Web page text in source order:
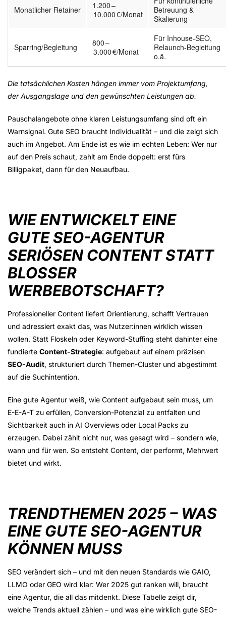
Monatlicher Retainer
1.200 –
10.000 €/Monat
Betreuung &
Skalierung
Sparring/Begleitung
800 –
3.000 €/Monat
Für Inhouse-SEO,
Relaunch-Begleitung
o.ä.
Die tatsächlichen Kosten hängen immer vom Projektumfang,
der Ausgangslage und den gewünschten Leistungen ab.
Pauschalangebote ohne klaren Leistungsumfang sind oft ein
Warnsignal. Gute SEO braucht Individualität – und die zeigt sich
auch im Angebot. Am Ende ist es wie im echten Leben: Wer nur
auf den Preis schaut, zahlt am Ende doppelt: erst fürs
Billigpaket, dann für den Neuaufbau.
WIE ENTWICKELT EINE
GUTE SEO-AGENTUR
SERIÖSEN CONTENT STATT
BLOSSER W
ERBEBOTSCHAFT?
Professioneller Content liefert Orientierung, schafft Vertrauen
und adressiert exakt das, was Nutzer:innen wirklich wissen
wollen. Statt Floskeln oder Keyword-Stuffing steht dahinter eine
fundierte Content-Strategie: aufgebaut auf einem präzisen
SEO-Audit, strukturiert durch Themen-Cluster und abgestimmt
auf die Suchintention.
Eine gute Agentur weiß, wie Content aufgebaut sein muss, um
E-E-A-T zu erfüllen, Conversion-Potenzial zu entfalten und
Sichtbarkeit auch in AI Overviews oder Local Packs zu
erzeugen. Dabei zählt nicht nur, was gesagt wird – sondern wie,
wann und für wen. So entsteht Content, der performt, Mehrwert
bietet und wirkt.
TRENDTHEMEN 2025 – WAS
EINE GUTE SEO-AGENTUR
KÖNNEN MUSS
SEO verändert sich – und mit den neuen Standards wie GAIO,
LLMO oder GEO wird klar: Wer 2025 gut ranken will, braucht
eine Agentur, die all das mitdenkt. Diese Tabelle zeigt dir,
welche Trends aktuell zählen – und was eine wirklich gute SEO-